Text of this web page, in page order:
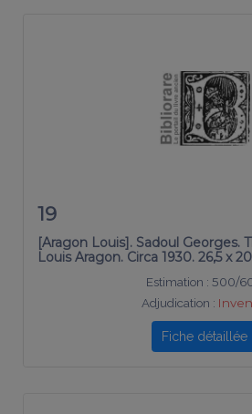
19
[Aragon Louis]. Sadoul Georges.
Louis Aragon. Circa 1930. 26,5 x
Estimation : 500/
Adjudication :
Fiche détaillée